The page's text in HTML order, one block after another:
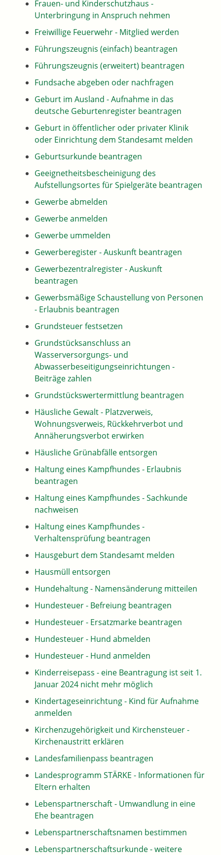
Frauen- und Kinderschutzhaus -
Unterbringung in Anspruch nehmen
Freiwillige Feuerwehr - Mitglied werden
Führungszeugnis (einfach) beantragen
Führungszeugnis (erweitert) beantragen
Fundsache abgeben oder nachfragen
Geburt im Ausland - Aufnahme in das
deutsche Geburtenregister beantragen
Geburt in öffentlicher oder privater Klinik
oder Einrichtung dem Standesamt melden
Geburtsurkunde beantragen
Geeignetheitsbescheinigung des
Aufstellungsortes für Spielgeräte beantragen
Gewerbe abmelden
Gewerbe anmelden
Gewerbe ummelden
Gewerberegister - Auskunft beantragen
Gewerbezentralregister - Auskunft
beantragen
Gewerbsmäßige Schaustellung von Personen
- Erlaubnis beantragen
Grundsteuer festsetzen
Grundstücksanschluss an
Wasserversorgungs- und
Abwasserbeseitigungseinrichtungen -
Beiträge zahlen
Grundstückswertermittlung beantragen
Häusliche Gewalt - Platzverweis,
Wohnungsverweis, Rückkehrverbot und
Annäherungsverbot erwirken
Häusliche Grünabfälle entsorgen
Haltung eines Kampfhundes - Erlaubnis
beantragen
Haltung eines Kampfhundes - Sachkunde
nachweisen
Haltung eines Kampfhundes -
Verhaltensprüfung beantragen
Hausgeburt dem Standesamt melden
Hausmüll entsorgen
Hundehaltung - Namensänderung mitteilen
Hundesteuer - Befreiung beantragen
Hundesteuer - Ersatzmarke beantragen
Hundesteuer - Hund abmelden
Hundesteuer - Hund anmelden
Kinderreisepass - eine Beantragung ist seit 1.
Januar 2024 nicht mehr möglich
Kindertageseinrichtung - Kind für Aufnahme
anmelden
Kirchenzugehörigkeit und Kirchensteuer -
Kirchenaustritt erklären
Landesfamilienpass beantragen
Landesprogramm STÄRKE - Informationen für
Eltern erhalten
Lebenspartnerschaft - Umwandlung in eine
Ehe beantragen
Lebenspartnerschaftsnamen bestimmen
Lebenspartnerschaftsurkunde - weitere